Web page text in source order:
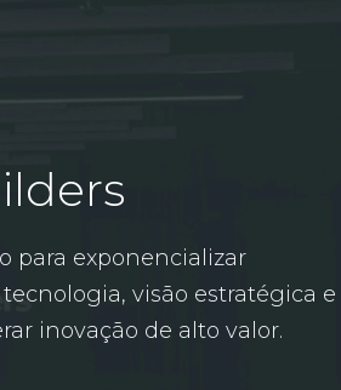
para exponencializar
visão estratégica e
inovação de alto valor.